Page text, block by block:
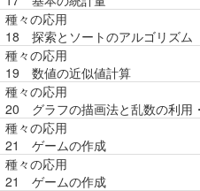
種々の応用
18 探索とソートのアルゴリズム
種々の応用
19 数値の近似値計算
種々の応用
20 グラフの描画法と乱数の利用
種々の応用
21 ゲームの作成
種々の応用
21 ゲームの作成